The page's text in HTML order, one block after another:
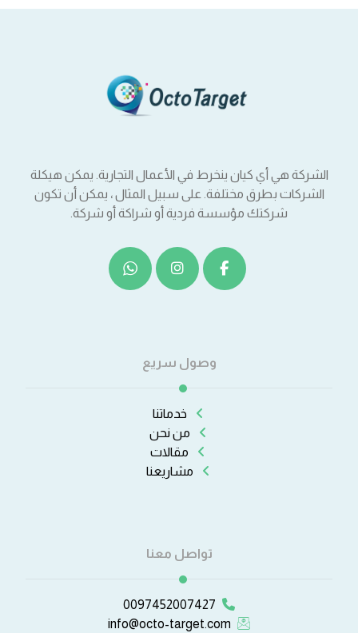
الشركة هي أي كيان ينخرط في الأعمال التجارية. يمكن هيكلة
الشركات بطرق مختلفة. على سبيل المثال ، يمكن أن تكون
شركتك مؤسسة فردية أو شراكة أو شركة.
وصول سريع
خدماتنا
من نحن
مقالات
مشاريعنا
تواصل معنا
0097452007427
info@octo-target.com